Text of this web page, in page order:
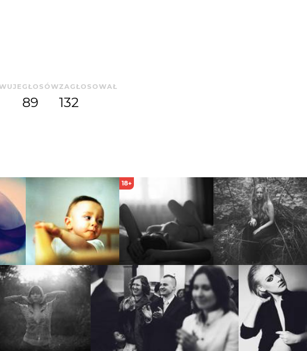
GŁOSÓW
89
ZAGŁOSOWAŁ
132
18+